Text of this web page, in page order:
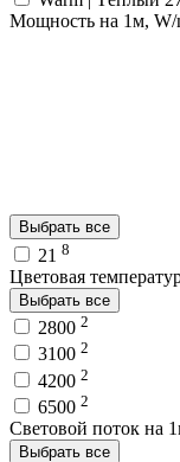
Мощность на 1м, W/
Выбрать все
21 8
Цветовая
Выбрать все
2800 2
3100 2
4200 2
6500 2
Световой поток на
Выбрать все